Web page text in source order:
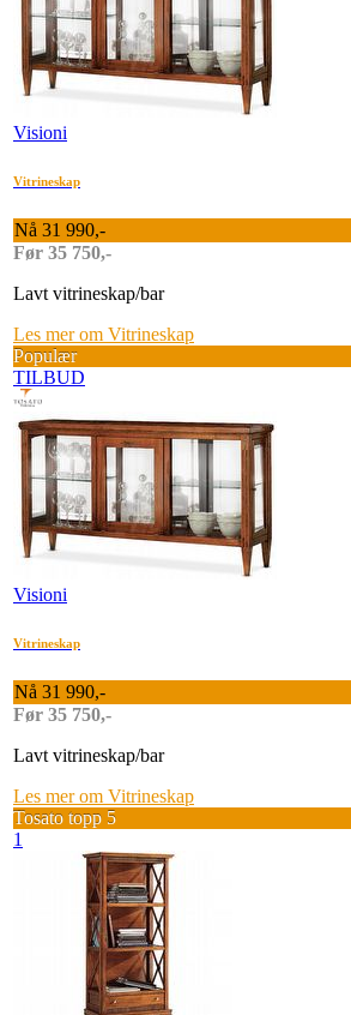
Visioni
Vitrineskap
Nå 31 990,-
Før 35 750,-
Lavt vitrineskap/bar
Les mer om Vitrineskap
Populær
TILBUD
Visioni
Vitrineskap
Nå 31 990,-
Før 35 750,-
Lavt vitrineskap/bar
Les mer om Vitrineskap
Tosato topp 5
1